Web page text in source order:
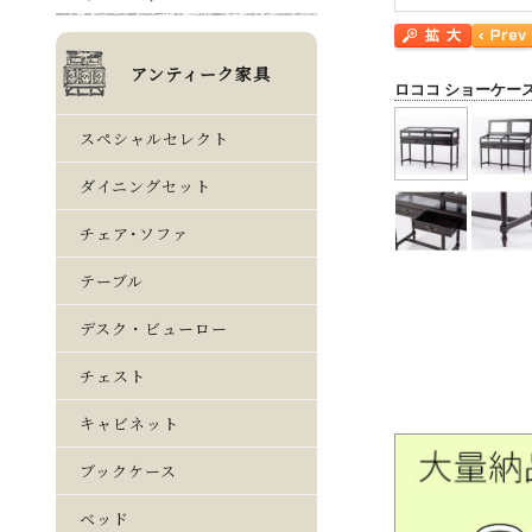
ロココ ショーケー